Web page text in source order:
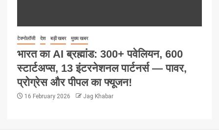
टेक्नोलॉजी देश बड़ी खबर मुख्य खबर
भारत का AI ब्रह्मांड: 300+ पवेलियन, 600
स्टार्टअप्स, 13 इंटरनेशनल पार्टनर्स — पावर,
प्रोग्रेस और पीपल का फ्यूजन!
16 February 2026 Jag Khabar